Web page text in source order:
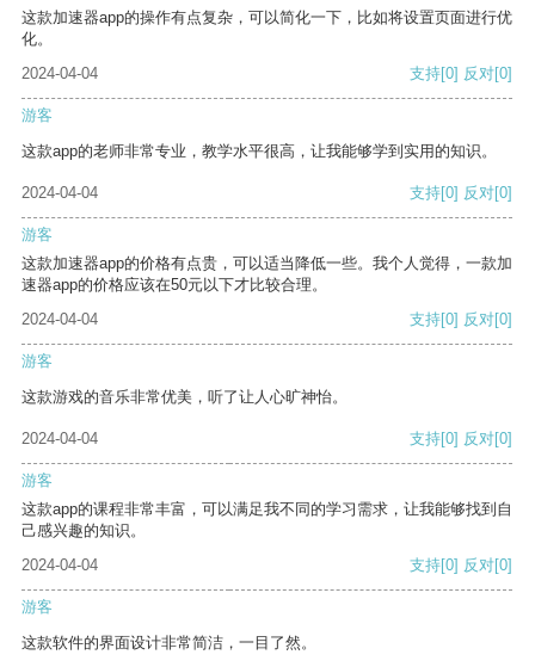
这款加速器app的操作有点复杂，可以简化一下，比如将设置页面进行优
化。
2024-04-04
支持[0] 反对[0]
游客
这款app的老师非常专业，教学水平很高，让我能够学到实用的知识。
2024-04-04 支持[0] 反对[0]
游客
这款加速器app的价格有点贵，可以适当降低一些。我个人觉得，一款加
速器app的价格应该在50元以下才比较合理。
2024-04-04
支持[0] 反对[0]
游客
这款游戏的音乐非常优美，听了让人心旷神怡。
2024-04-04 支持[0] 反对[0]
游客
这款app的课程非常丰富，可以满足我不同的学习需求，让我能够找到自
己感兴趣的知识。
2024-04-04
支持[0] 反对[0]
游客
这款软件的界面设计非常简洁，一目了然。